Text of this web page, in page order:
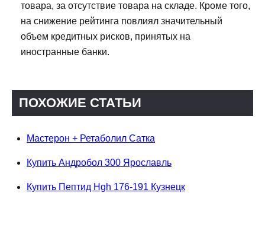
товара, за отсутствие товара на складе. Кроме того,
на снижение рейтинга повлиял значительный
объем кредитных рисков, принятых на
иностранные банки.
ПОХОЖИЕ СТАТЬИ
Мастерон + Ретаболил Сатка
Купить Андробол 300 Ярославль
Купить Пептид Hgh 176-191 Кузнецк